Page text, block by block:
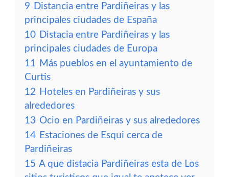
9 Distancia entre Pardiñeiras y las
principales ciudades de España
10 Distacia entre Pardiñeiras y las
principales ciudades de Europa
11 Más pueblos en el ayuntamiento de
Curtis
12 Hoteles en Pardiñeiras y sus
alrededores
13 Ocio en Pardiñeiras y sus alrededores
14 Estaciones de Esqui cerca de
Pardiñeiras
15 A que distacia Pardiñeiras esta de Los